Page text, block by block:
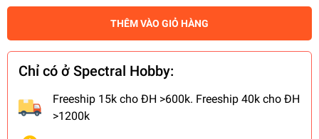
THÊM VÀO GIỎ HÀNG
Chỉ có ở Spectral Hobby:
Freeship 15k cho ĐH >600k. Freeship 40k cho ĐH
>1200k